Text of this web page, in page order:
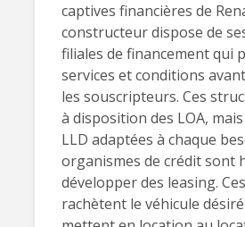
captives financières de
constructeur dispose de
filiales de financement qui
services et conditions
les souscripteurs. Ces
à disposition des LOA,
LLD adaptées à chaque
organismes de crédit sont
développer des leasing.
rachètent le véhicule